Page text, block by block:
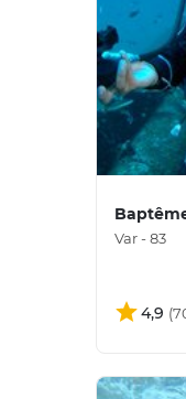
Var - 83
4,9